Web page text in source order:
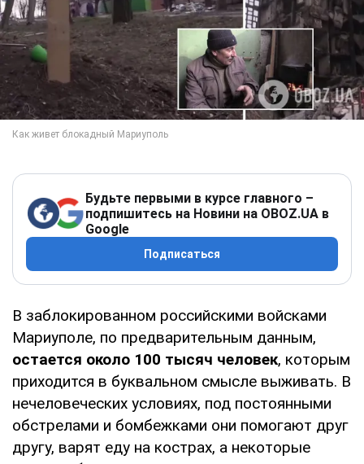
Будьте первыми в курсе главного –
подпишитесь на Новини на OBOZ.UA в
Google
Подписаться
В заблокированном российскими войсками
Мариуполе, по предварительным данным,
остается около 100 тысяч человек, которым
приходится в буквальном смысле выживать. В
нечеловеческих условиях, под постоянными
обстрелами и бомбежками они помогают друг
другу, варят еду на кострах, а некоторые